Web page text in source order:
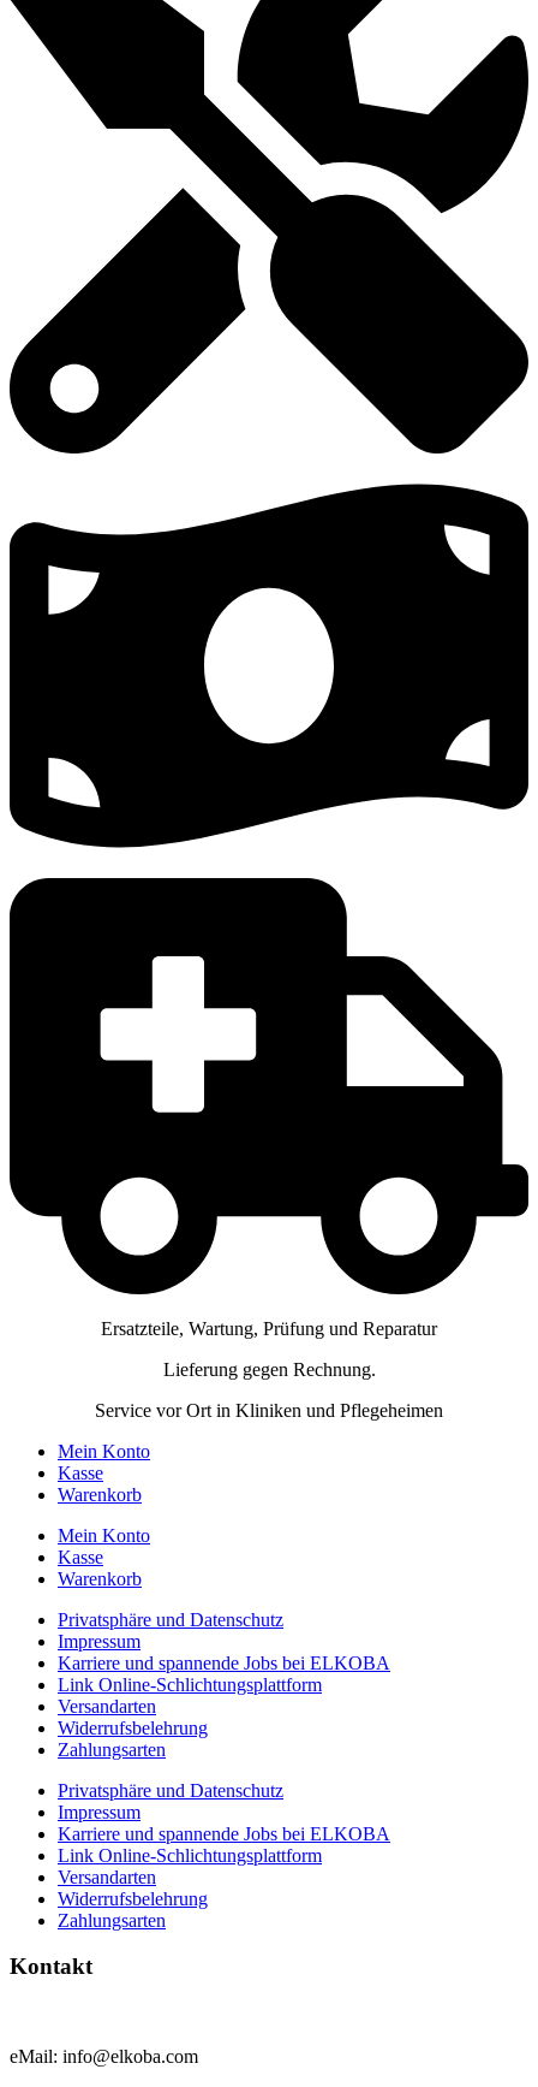
Ersatzteile, Wartung, Prüfung und Reparatur
Lieferung gegen Rechnung.
Service vor Ort in Kliniken und Pflegeheimen
Mein Konto
Kasse
Warenkorb
Mein Konto
Kasse
Warenkorb
Privatsphäre und Datenschutz
Impressum
Karriere und spannende Jobs bei ELKOBA
Link Online-Schlichtungsplattform
Versandarten
Widerrufsbelehrung
Zahlungsarten
Privatsphäre und Datenschutz
Impressum
Karriere und spannende Jobs bei ELKOBA
Link Online-Schlichtungsplattform
Versandarten
Widerrufsbelehrung
Zahlungsarten
Kontakt
eMail: info@elkoba.com